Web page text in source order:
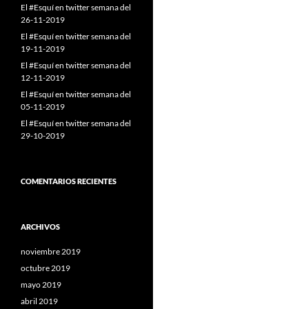
El #Esquí en twitter semana del
26-11-2019
El #Esquí en twitter semana del
19-11-2019
El #Esquí en twitter semana del
12-11-2019
El #Esquí en twitter semana del
05-11-2019
El #Esquí en twitter semana del
29-10-2019
COMENTARIOS RECIENTES
ARCHIVOS
noviembre 2019
octubre 2019
mayo 2019
abril 2019